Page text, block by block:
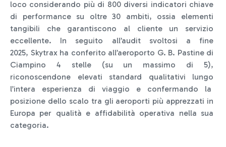
loco considerando più di 800 diversi indicatori chiave
di performance su oltre 30 ambiti, ossia elementi
tangibili che garantiscono al cliente un servizio
eccellente. In seguito all’audit svoltosi a fine
2025, Skytrax ha conferito all’aeroporto G. B. Pastine di
Ciampino 4 stelle (su un massimo di 5),
riconoscendone elevati standard qualitativi lungo
l’intera esperienza di viaggio e confermando la
posizione dello scalo tra gli aeroporti più apprezzati in
Europa per qualità e affidabilità operativa nella sua
categoria.